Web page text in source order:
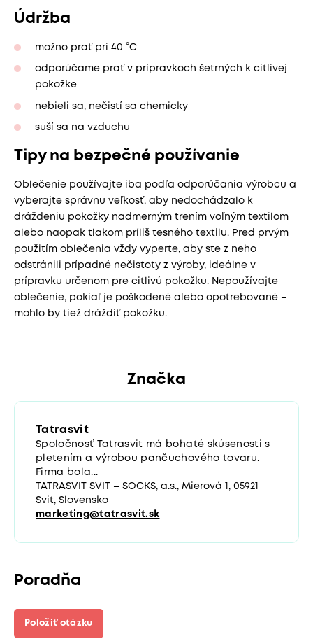
Údržba
možno prať pri 40 °C
odporúčame prať v prípravkoch šetrných k citlivej
pokožke
nebieli sa, nečistí sa chemicky
suší sa na vzduchu
Tipy na bezpečné používanie
Oblečenie používajte iba podľa odporúčania výrobcu a
vyberajte správnu veľkosť, aby nedochádzalo k
dráždeniu pokožky nadmerným trením voľným textilom
alebo naopak tlakom príliš tesného textilu. Pred prvým
použitím oblečenia vždy vyperte, aby ste z neho
odstránili prípadné nečistoty z výroby, ideálne v
prípravku určenom pre citlivú pokožku. Nepoužívajte
oblečenie, pokiaľ je poškodené alebo opotrebované –
mohlo by tiež dráždiť pokožku.
Značka
Tatrasvit
Spoločnosť Tatrasvit má bohaté skúsenosti s
pletením a výrobou pančuchového tovaru.
Firma bola...
TATRASVIT SVIT – SOCKS, a.s., Mierová 1, 05921
Svit, Slovensko
marketing@tatrasvit.sk
Poradňa
Položiť otázku